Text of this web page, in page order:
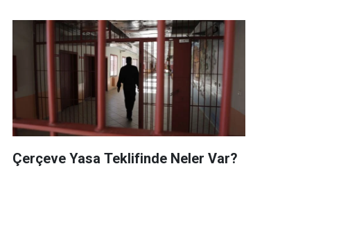
Çerçeve Yasa Teklifinde Neler Var?